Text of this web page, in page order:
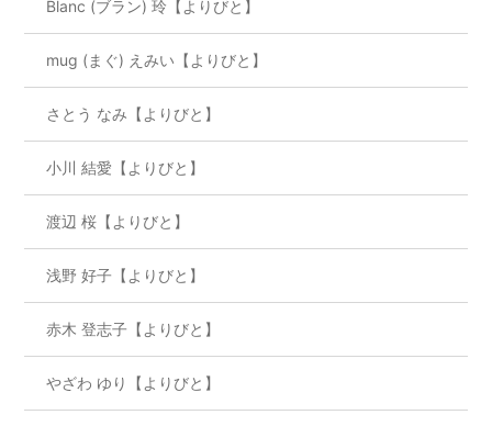
Blanc (ブラン) 玲【よりびと】
mug (まぐ) えみい【よりびと】
さとう なみ【よりびと】
小川 結愛【よりびと】
渡辺 桜【よりびと】
浅野 好子【よりびと】
赤木 登志子【よりびと】
やざわ ゆり【よりびと】